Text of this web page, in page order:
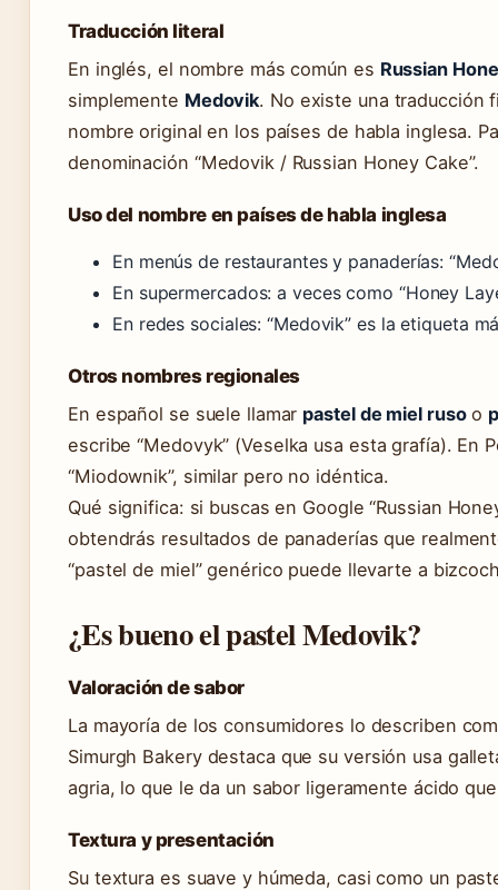
Traducción literal
En inglés, el nombre más común es Russian
simplemente Medovik. No existe una traducción
nombre original en los países de habla inglesa.
denominación “Medovik / Russian Honey Cake”.
Uso del nombre en países de habla inglesa
En menús de restaurantes y panaderías:
En supermercados: a veces como “Honey
En redes sociales: “Medovik” es la etiqueta
Otros nombres regionales
En español se suele llamar pastel de miel rusoo
escribe “Medovyk” (Veselka usa esta grafía). En
“Miodownik”, similar pero no idéntica.
Qué significa: si buscas en Google “Russian
obtendrás resultados de panaderías que
“pastel de miel” genérico puede llevarte a
¿Es bueno el pastel Medovik?
Valoración de sabor
La mayoría de los consumidores lo describen
Simurgh Bakery destaca que su versión usa
agria, lo que le da un sabor ligeramente ácido
Textura y presentación
Su textura es suave y húmeda, casi como un